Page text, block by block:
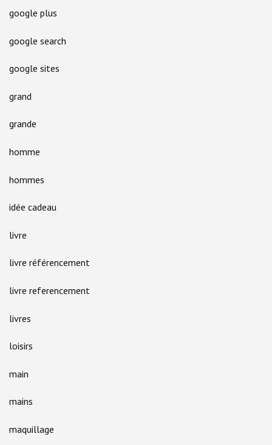
google plus
google search
google sites
grand
grande
homme
hommes
idée cadeau
livre
livre référencement
livre referencement
livres
loisirs
main
mains
maquillage